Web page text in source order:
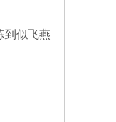
到似飞燕